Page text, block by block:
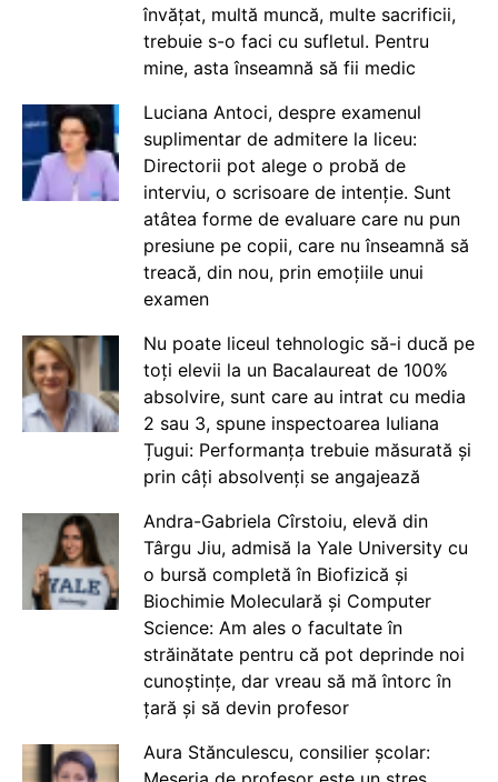
învățat, multă muncă, multe sacrificii,
trebuie s-o faci cu sufletul. Pentru
mine, asta înseamnă să fii medic
Luciana Antoci, despre examenul
suplimentar de admitere la liceu:
Directorii pot alege o probă de
interviu, o scrisoare de intenție. Sunt
atâtea forme de evaluare care nu pun
presiune pe copii, care nu înseamnă să
treacă, din nou, prin emoțiile unui
examen
Nu poate liceul tehnologic să-i ducă pe
toți elevii la un Bacalaureat de 100%
absolvire, sunt care au intrat cu media
2 sau 3, spune inspectoarea Iuliana
Țugui: Performanța trebuie măsurată și
prin câți absolvenți se angajează
Andra-Gabriela Cîrstoiu, elevă din
Târgu Jiu, admisă la Yale University cu
o bursă completă în Biofizică și
Biochimie Moleculară și Computer
Science: Am ales o facultate în
străinătate pentru că pot deprinde noi
cunoștințe, dar vreau să mă întorc în
țară și să devin profesor
Aura Stănculescu, consilier școlar: